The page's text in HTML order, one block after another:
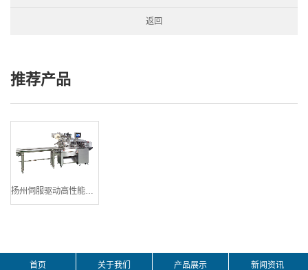
返回
推荐产品
扬州伺服驱动高性能横枕式包装机
首页 关于我们 产品展示 新闻资讯